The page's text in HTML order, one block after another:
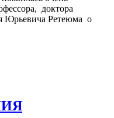
доктора
Юрьевича Ретеюма о